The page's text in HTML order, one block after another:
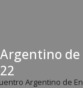
de
Argentino de